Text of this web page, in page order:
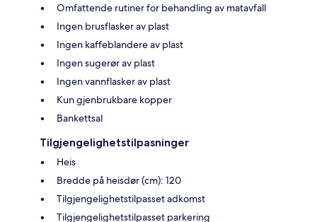
Omfattende rutiner for behandling av matavfall
Ingen brusflasker av plast
Ingen kaffeblandere av plast
Ingen sugerør av plast
Ingen vannflasker av plast
Kun gjenbrukbare kopper
Bankettsal
Tilgjengelighetstilpasninger
Heis
Bredde på heisdør (cm): 120
Tilgjengelighetstilpasset adkomst
Tilgjengelighetstilpasset parkering